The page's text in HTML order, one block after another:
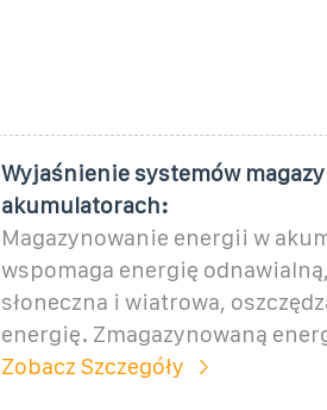
Wyjaśnienie systemów
akumulatorach:
Magazynowanie energii w
wspomaga energię
słoneczna i wiatrowa,
energię. Zmagazynowaną
Zobacz Szczegóły